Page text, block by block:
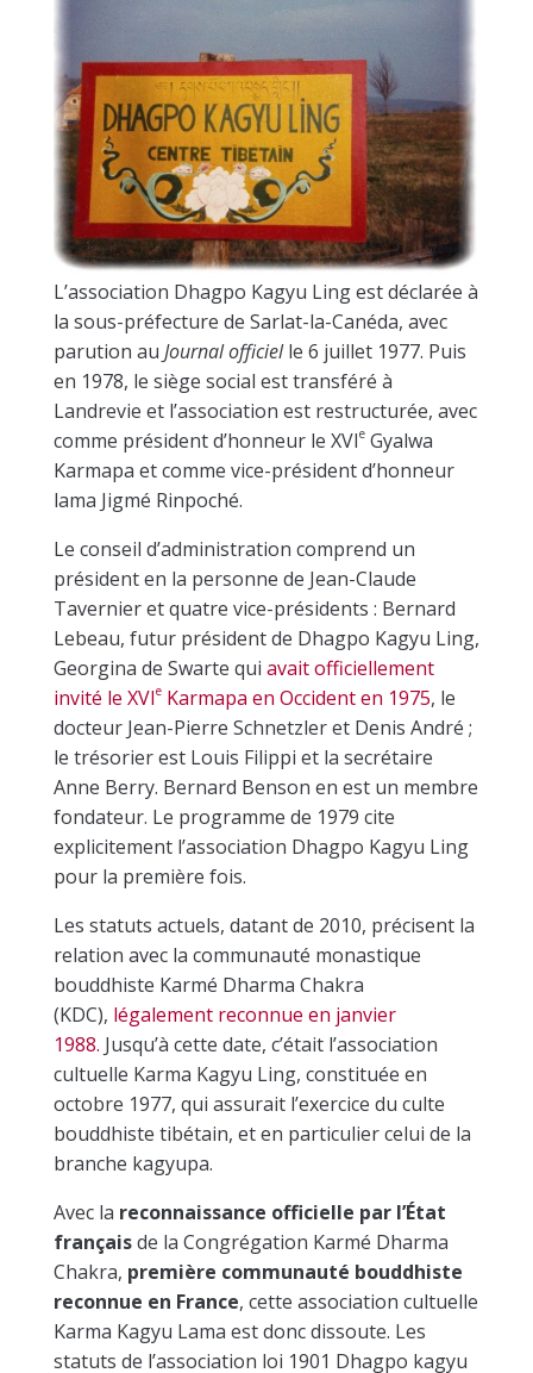
L’association Dhagpo Kagyu Ling est déclarée à
la sous-préfecture de Sarlat-la-Canéda, avec
parution au Journal officielle 6 juillet 1977. Puis
en 1978, le siège social est transféré à
Landrevie et l’association est restructurée, avec
comme président d’honneur le XVIeGyalwa
Karmapa et comme vice-président d’honneur
lama Jigmé Rinpoché.
Le conseil d’administration comprend un
président en la personne de Jean-Claude
Tavernier et quatre vice-présidents : Bernard
Lebeau, futur président de Dhagpo Kagyu Ling,
Georgina de Swarte qui avait officiellement
invité le XVIeKarmapa en Occident en 1975, le
docteur Jean-Pierre Schnetzler et Denis André ;
le trésorier est Louis Filippi et la secrétaire
Anne Berry. Bernard Benson en est un membre
fondateur. Le programme de 1979 cite
explicitement l’association Dhagpo Kagyu Ling
pour la première fois.
Les statuts actuels, datant de 2010, précisent la
relation avec la communauté monastique
bouddhiste Karmé Dharma Chakra
(KDC), légalement reconnue en janvier
1988. Jusqu’à cette date, c’était l’association
cultuelle Karma Kagyu Ling, constituée en
octobre 1977, qui assurait l’exercice du culte
bouddhiste tibétain, et en particulier celui de la
branche kagyupa.
Avec la reconnaissance officielle par l’État
françaisde la Congrégation Karmé Dharma
Chakra, première communauté bouddhiste
reconnue en France, cette association cultuelle
Karma Kagyu Lama est donc dissoute. Les
statuts de l’association loi 1901 Dhagpo kagyu